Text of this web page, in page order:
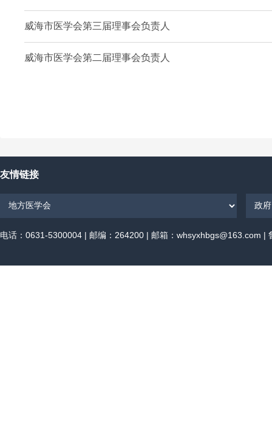
威海市医学会第三届理事会负责人
威海市医学会第二届理事会负责人
友情链接
电话：0631-5300004 | 邮编：264200 | 邮箱：whsyxhbgs@163.com |